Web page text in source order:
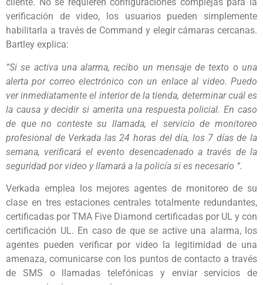
verificación de video, los usuarios pueden simplemente
habilitarla a través de Command y elegir cámaras cercanas.
Bartley explica:
“Si se activa una alarma, recibo un mensaje de texto o una
alerta por correo electrónico con un enlace al video. Puedo
ver inmediatamente el interior de la tienda, determinar cuál es
la causa y decidir si amerita una respuesta policial. En caso
de que no conteste su llamada, el servicio de monitoreo
profesional de Verkada las 24 horas del día, los 7 días de la
semana, verificará el evento desencadenado a través de la
seguridad por video y llamará a la policía si es necesario “.
Verkada emplea los mejores agentes de monitoreo de su
clase en tres estaciones centrales totalmente redundantes,
certificadas por TMA Five Diamond certificadas por UL y con
certificación UL. En caso de que se active una alarma, los
agentes pueden verificar por video la legitimidad de una
amenaza, comunicarse con los puntos de contacto a través
de SMS o llamadas telefónicas y enviar servicios de